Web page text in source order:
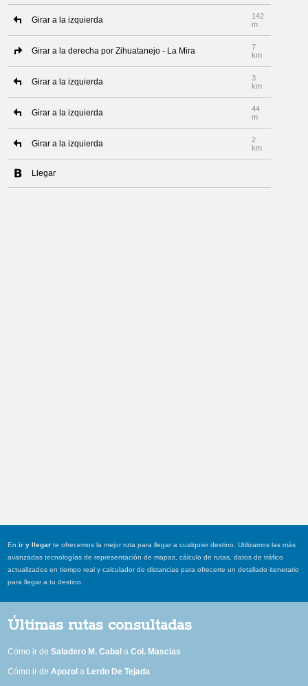
Girar a la izquierda
142
m
Girar a la derecha por Zihuatanejo - La Mira
7
km
Girar a la izquierda
3
km
Girar a la izquierda
44
m
Girar a la izquierda
2
km
Llegar
Enir y llegar te ofrecemos la mejor ruta para llegar a cualquier destino. Utilizamos las más
avanzadas tecnologías de representación de mapas, cálculo de rutas, datos de tráfico
actualizados en tiempo real y calculador de distancias para ofrecerte un detallado itenerario
para llegar a tu destino.
Últimas rutas consultadas
Cómo ir deSaladero M. Cabal aCol. Mascias
Cómo ir deApozol a Lerdo De Tejada